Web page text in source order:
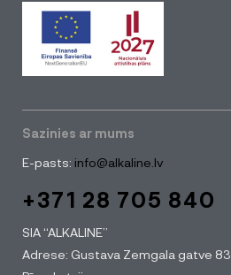
Sazinies ar mums
E-pasts: info@alkaline.lv
+371 28 705 840
SIA “ALKALINE”
Adrese: Gustava Zemgala gatve 83,